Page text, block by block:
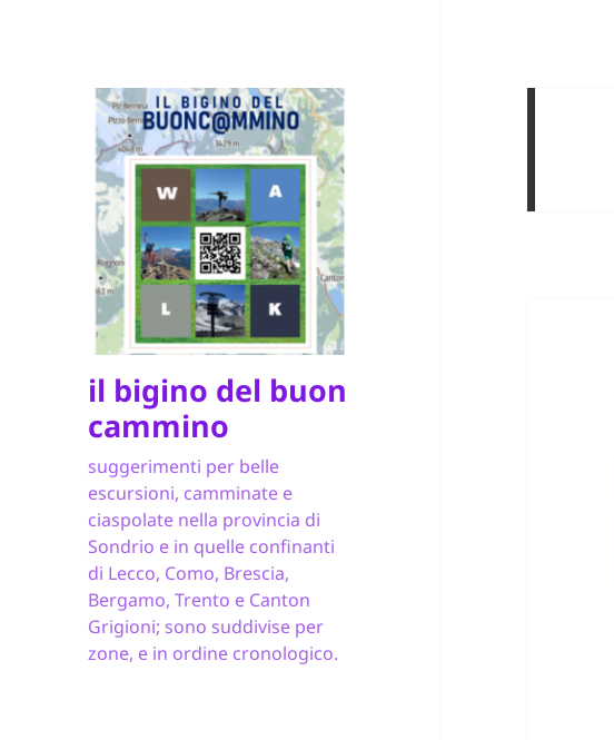
il bigino del buon
cammino
suggerimenti per belle
escursioni, camminate e
ciaspolate nella provincia di
Sondrio e in quelle confinanti
di Lecco, Como, Brescia,
Bergamo, Trento e Canton
Grigioni; sono suddivise per
zone, e in ordine cronologico.